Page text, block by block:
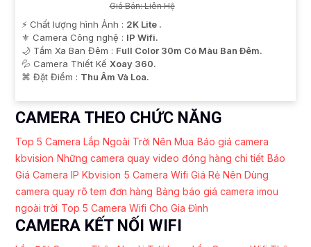
Giá Bán: Liên Hệ
️⚡ Chất lượng hình Ảnh : 2K Lite .
⚜️ Camera Công nghệ : IP Wifi.
🌙 Tầm Xa Ban Đêm : Full Color 30m Có Màu Ban Ðêm.
💦 Camera Thiết Kế Xoay 360.
️⌘ Đặt Điểm : Thu Âm Và Loa.
CAMERA THEO CHỨC NĂNG
Top 5 Camera Lắp Ngoài Trời Nên Mua Báo giá camera
kbvision Những camera quay video đóng hàng chi tiết Báo
Giá Camera IP Kbvision 5 Camera Wifi Giá Rẻ Nên Dùng
camera quay rõ tem đơn hàng Bảng báo giá camera imou
ngoài trời Top 5 Camera Wifi Cho Gia Đình
CAMERA KẾT NỐI WIFI